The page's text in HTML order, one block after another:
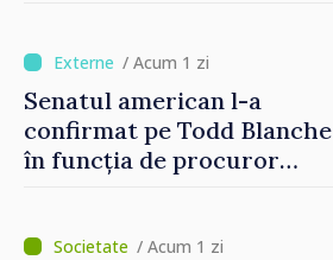
/ Acum 1 zi
Senatul american l-a
confirmat pe Todd Blanche
în funcția de procuror
/ Acum 1 zi